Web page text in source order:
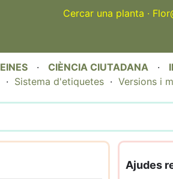
Cercar una planta ·
EINES · CIÈNCIA CIUTADANA ·
· Sistema d'etiquetes· Versions i
Ajudes